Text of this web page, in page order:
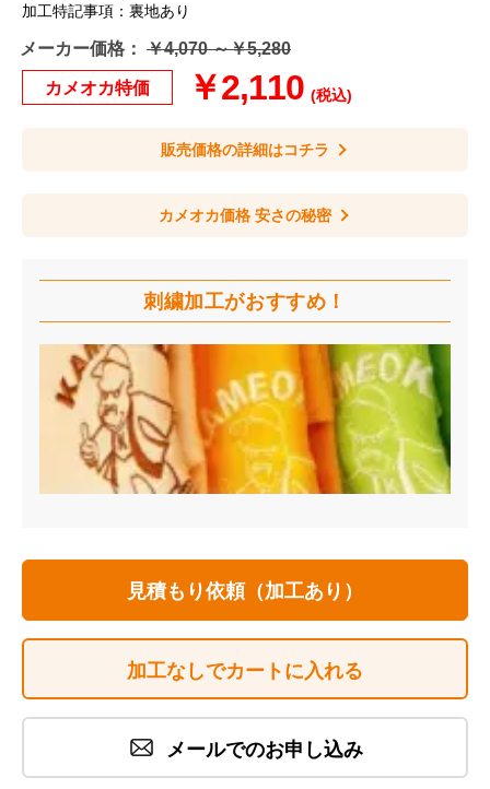
加工特記事項：裏地あり
メーカー価格： ￥4,070 ～￥5,280
カメオカ特価 ￥2,110 (税込)
販売価格の詳細はコチラ
カメオカ価格 安さの秘密
刺繍加工がおすすめ！
見積もり依頼（加工あり）
加工なしでカートに入れる
メールでのお申し込み